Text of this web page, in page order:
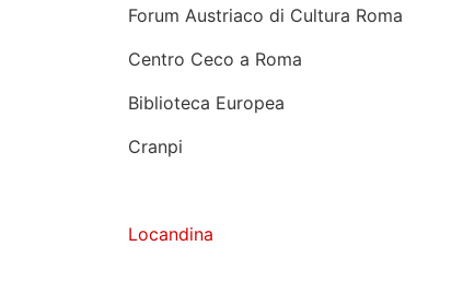
Forum Austriaco di Cultura Roma
Centro Ceco a Roma
Biblioteca Europea
Cranpi
Locandina